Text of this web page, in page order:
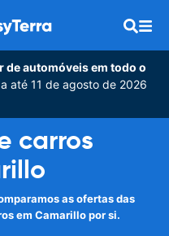
de automóveis em todo o
até 11 de agosto de 2026
carros
as ofertas das
em Camarillo por si.